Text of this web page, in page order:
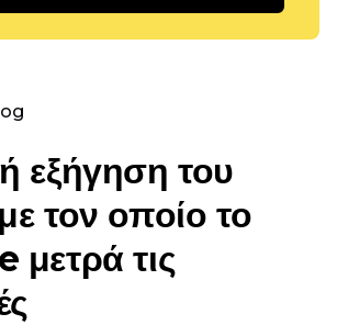
εξήγηση του
τον οποίο το
μετρά τις